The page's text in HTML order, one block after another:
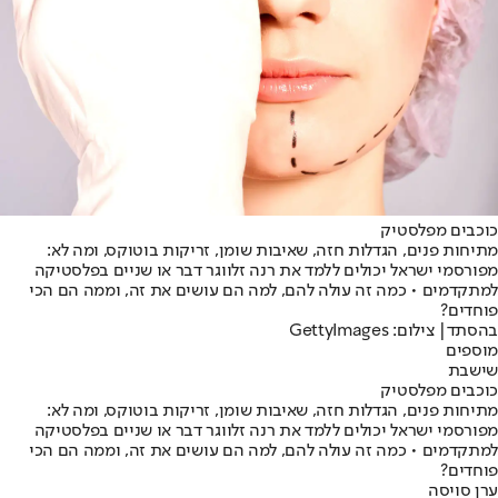
כוכבים מפלסטיק
מתיחות פנים, הגדלות חזה, שאיבות שומן, זריקות בוטוקס, ומה לא:
מפורסמי ישראל יכולים ללמד את רנה זלווגר דבר או שניים בפלסטיקה
למתקדמים • כמה זה עולה להם, למה הם עושים את זה, וממה הם הכי
פוחדים?
בהסתד| צילום: GettyImages
מוספים
שישבת
כוכבים מפלסטיק
מתיחות פנים, הגדלות חזה, שאיבות שומן, זריקות בוטוקס, ומה לא:
מפורסמי ישראל יכולים ללמד את רנה זלווגר דבר או שניים בפלסטיקה
למתקדמים • כמה זה עולה להם, למה הם עושים את זה, וממה הם הכי
פוחדים?
ערן סויסה